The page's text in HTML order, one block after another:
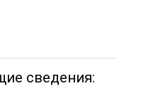
сведения: